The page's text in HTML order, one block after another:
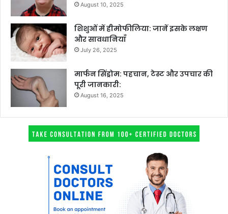
August 10, 2025
शिशुओं में हीमोफीलिया: जानें इसके लक्षण
और सावधानियाँ
July 26, 2025
मार्फन सिंड्रोम: पहचान, टेस्ट और उपचार की
पूरी जानकारी:
August 16, 2025